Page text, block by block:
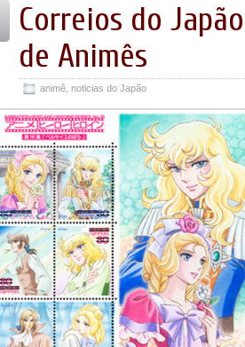
Correios do
de Animês
animê noticias do Japão